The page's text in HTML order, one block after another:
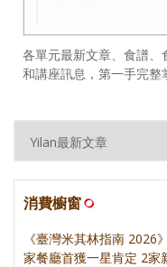
各單元最新文章、食譜
和講座訊息，第一手完整
消費櫥窗
《臺灣米其林指南 2026
家餐廳首獲一星肯定 2家